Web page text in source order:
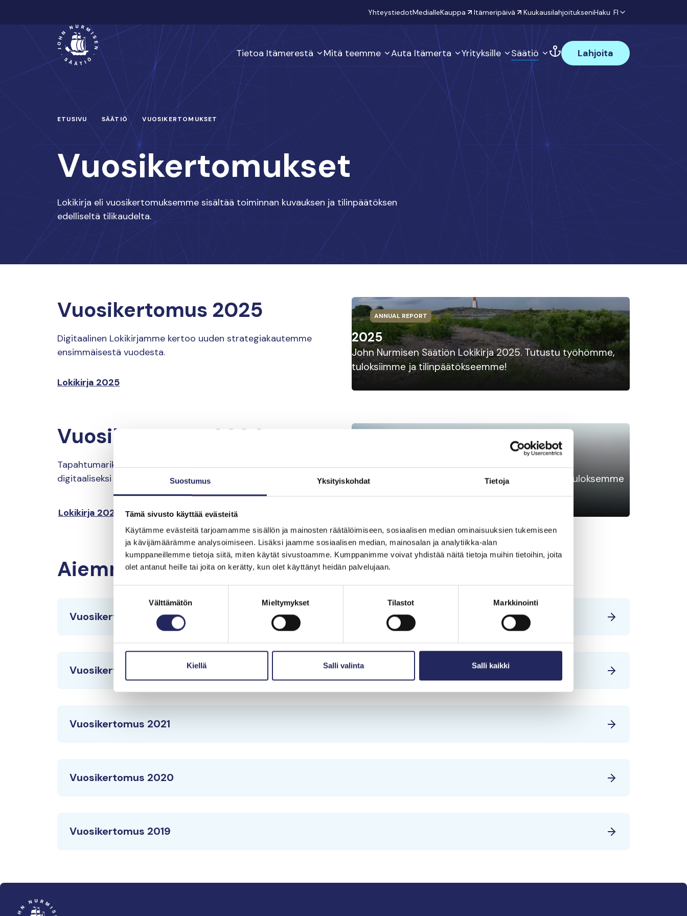
Suostumus Yksityiskohdat Tietoja
Tämä sivusto käyttää evästeitä
Käytämme evästeitä tarjoamamme sisällön ja mainosten räätälöimiseen, sosiaalisen median ominaisuuksien tukemiseen
ja kävijämäärämme analysoimiseen. Lisäksi jaamme sosiaalisen median, mainosalan ja analytiikka-alan
kumppaneillemme tietoja siitä, miten käytät sivustoamme. Kumppanimme voivat yhdistää näitä tietoja muihin tietoihin, joita
olet antanut heille tai joita on kerätty, kun olet käyttänyt heidän palvelujaan.
Välttämätön Mieltymykset Tilastot Markkinointi
Kiellä Salli valinta Salli kaikki
Hyppää
sisältöön
YhteystiedotMedialleKauppa Itämeripäivä KuukausilahjoitukseniHaku FI
Päävalikko Tietoa Itämerestä Mitä teemme Auta Itämerta Yrityksille Säätiö Lahjoita
ETUSIVU SÄÄTIÖ VUOSIKERTOMUKSET
Vuosikertomukset
Lokikirja eli vuosikertomuksemme sisältää toiminnan kuvauksen ja tilinpäätöksen
edelliseltä tilikaudelta.
Vuosikertomus 2025
Digitaalinen Lokikirjamme kertoo uuden strategiakautemme
ensimmäisestä vuodesta.
Lokikirja 2025
ANNUAL REPORT
2025
John Nurmisen Säätiön Lokikirja 2025. Tutustu työhömme,
tuloksiimme ja tilinpäätökseemme!
Vuosikertomus 2024
Tapahtumarikas vuosi 2024 paketoitiin uuteen muotoon
digitaaliseksi Lokikirjaksi.
Lokikirja 2024
2024
John Nurmisen Säätiön Lokikirja 2024. Työmme, tuloksemme
ja tilinpäätös vuodelta 2024.
Aiemmat vuosikertomukset:
Vuosikertomus 2023
Vuosikertomus 2022
Vuosikertomus 2021
Vuosikertomus 2020
Vuosikertomus 2019